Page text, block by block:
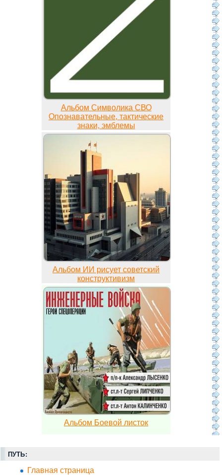
Альбом Символика СВО
Опознавательные, тактические
знаки, эмблемы
Альбом ИИ рисует советский
конструктивизм
Альбом Боевой листок
ПУТЬ:
Главная страница